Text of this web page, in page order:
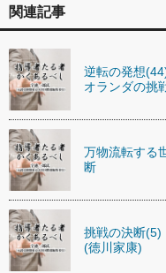
関連記事
逆転の発想
オランダの挑
万物流転する
断
挑戦の決断
(徳川家康)